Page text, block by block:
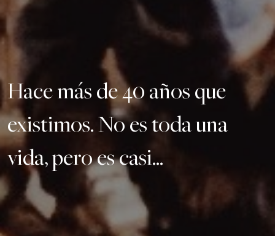
Hace más de 40 años que
existimos. No es toda una
vida, pero es casi...